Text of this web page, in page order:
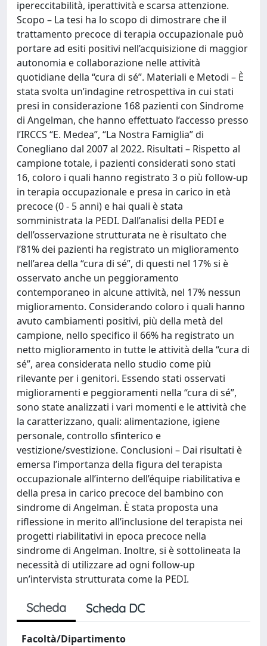
ipereccitabilità, iperattività e scarsa attenzione.
Scopo – La tesi ha lo scopo di dimostrare che il
trattamento precoce di terapia occupazionale può
portare ad esiti positivi nell’acquisizione di maggior
autonomia e collaborazione nelle attività
quotidiane della “cura di sé”. Materiali e Metodi – È
stata svolta un’indagine retrospettiva in cui stati
presi in considerazione 168 pazienti con Sindrome
di Angelman, che hanno effettuato l’accesso presso
l’IRCCS “E. Medea”, “La Nostra Famiglia” di
Conegliano dal 2007 al 2022. Risultati – Rispetto al
campione totale, i pazienti considerati sono stati
16, coloro i quali hanno registrato 3 o più follow-up
in terapia occupazionale e presa in carico in età
precoce (0 - 5 anni) e hai quali è stata
somministrata la PEDI. Dall’analisi della PEDI e
dell’osservazione strutturata ne è risultato che
l’81% dei pazienti ha registrato un miglioramento
nell’area della “cura di sé”, di questi nel 17% si è
osservato anche un peggioramento
contemporaneo in alcune attività, nel 17% nessun
miglioramento. Considerando coloro i quali hanno
avuto cambiamenti positivi, più della metà del
campione, nello specifico il 66% ha registrato un
netto miglioramento in tutte le attività della “cura di
sé”, area considerata nello studio come più
rilevante per i genitori. Essendo stati osservati
miglioramenti e peggioramenti nella “cura di sé”,
sono state analizzati i vari momenti e le attività che
la caratterizzano, quali: alimentazione, igiene
personale, controllo sfinterico e
vestizione/svestizione. Conclusioni – Dai risultati è
emersa l’importanza della figura del terapista
occupazionale all’interno dell’équipe riabilitativa e
della presa in carico precoce del bambino con
sindrome di Angelman. È stata proposta una
riflessione in merito all’inclusione del terapista nei
progetti riabilitativi in epoca precoce nella
sindrome di Angelman. Inoltre, si è sottolineata la
necessità di utilizzare ad ogni follow-up
un’intervista strutturata come la PEDI.
Scheda Scheda DC
Facoltà/Dipartimento